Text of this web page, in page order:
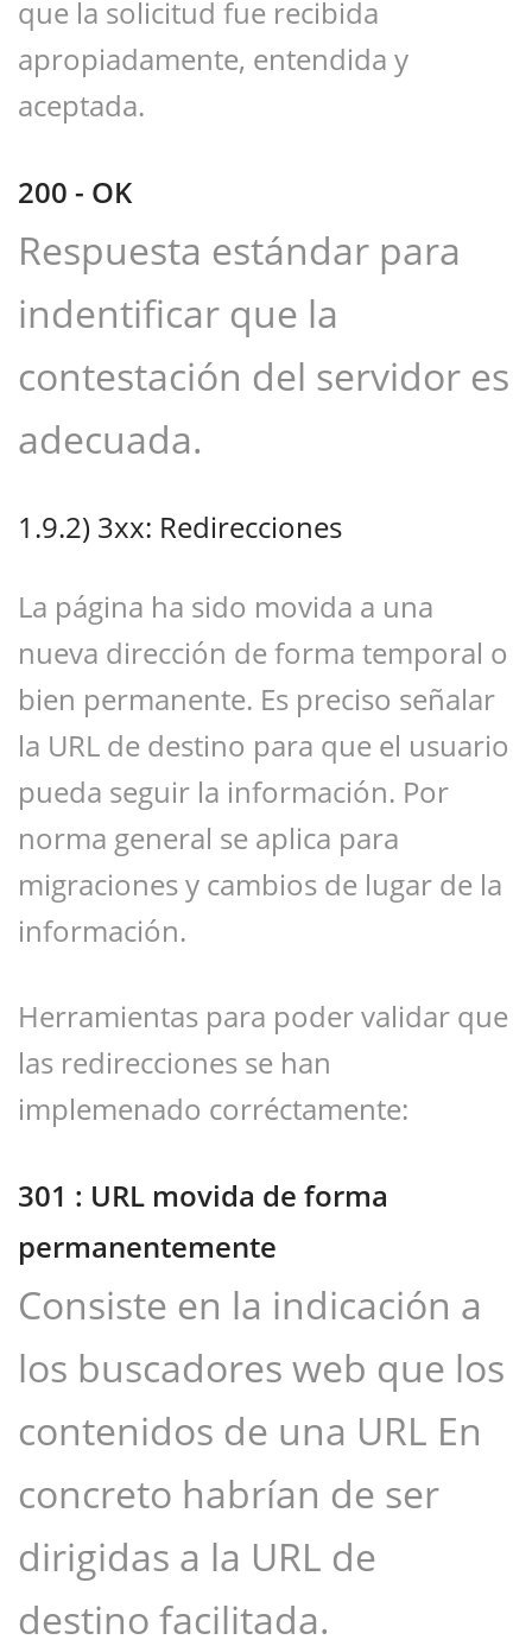
que la solicitud fue recibida
apropiadamente, entendida y
aceptada.
200 - OK
Respuesta estándar para
indentificar que la
contestación del servidor es
adecuada.
1.9.2) 3xx: Redirecciones
La página ha sido movida a una
nueva dirección de forma temporal o
bien permanente. Es preciso señalar
la URL de destino para que el usuario
pueda seguir la información. Por
norma general se aplica para
migraciones y cambios de lugar de la
información.
Herramientas para poder validar que
las redirecciones se han
implemenado corréctamente:
301 : URL movida de forma
permanentemente
Consiste en la indicación a
los buscadores web que los
contenidos de una URL En
concreto habrían de ser
dirigidas a la URL de
destino facilitada.